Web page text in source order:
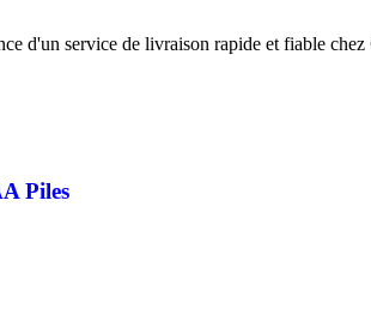
d'un service de livraison rapide et fiable chez
Piles